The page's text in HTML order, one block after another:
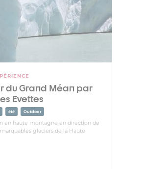
du Grand Méan par
Evettes
été Outdoor
en haute montagne en direction de
glaciers de la Haute